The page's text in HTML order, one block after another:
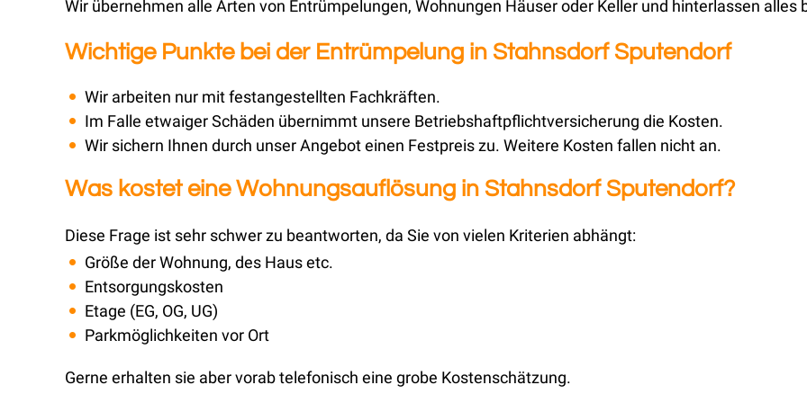
Wir übernehmen alle Arten von Entrümpelungen, Wohnungen Häuser oder Keller und hinterlassen alles
Wichtige Punkte bei der Entrümpelung in Stahnsdorf Sputendorf
Wir arbeiten nur mit festangestellten Fachkräften.
Im Falle etwaiger Schäden übernimmt unsere Betriebshaftpflichtversicherung die Kosten.
Wir sichern Ihnen durch unser Angebot einen Festpreis zu. Weitere Kosten fallen nicht an.
Was kostet eine Wohnungsauflösung in Stahnsdorf Sputendorf?
Diese Frage ist sehr schwer zu beantworten, da Sie von vielen Kriterien abhängt:
Größe der Wohnung, des Haus etc.
Entsorgungskosten
Etage (EG, OG, UG)
Parkmöglichkeiten vor Ort
Gerne erhalten sie aber vorab telefonisch eine grobe Kostenschätzung.